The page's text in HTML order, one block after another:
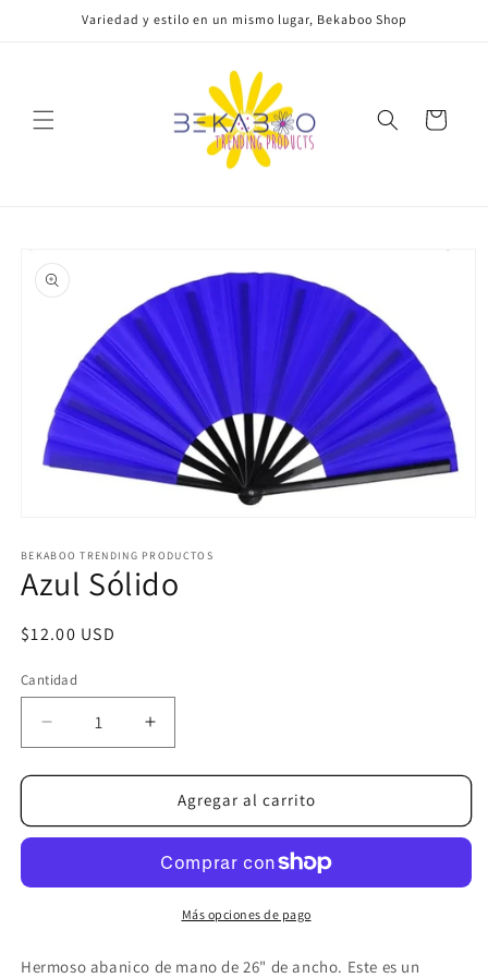
directamenteVariedad y estilo en un mismo lugar, Bekaboo Shop
Carrito
directamente
a la
información
multimedia
1
en
modal
BEKABOO TRENDING PRODUCTOS
Azul Sólido
Precio
$12.00 USD
Cantidad
Reducir
cantidad
para
Sólido
Aumentar
cantidad
para
Azul
Sólido
Agregar al carrito
Más opciones de pago
Hermoso abanico de mano de 26" de ancho. Este es un